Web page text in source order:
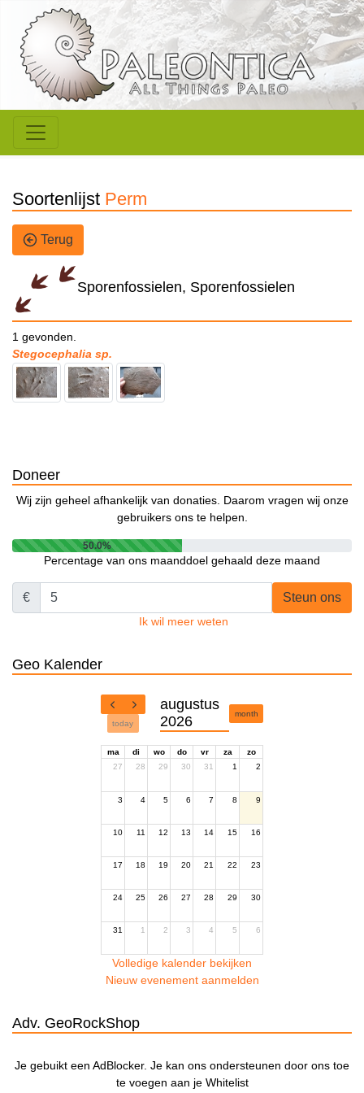
Soortenlijst Perm
Terug
Sporenfossielen, Sporenfossielen
1 gevonden.
Stegocephalia sp.
Doneer
Wij zijn geheel afhankelijk van donaties. Daarom vragen wij onze
gebruikers ons te helpen.
50.0%
Percentage van ons maanddoel gehaald deze maand
€ Steun ons
Ik wil meer weten
Geo Kalender
today
augustus
2026
month
ma di wo do vr za
zo
27
28 29 30 31 1 2
3 4 5 6 7 8 9
10 11 12 13 14 15 16
17 18 19 20 21 22 23
24 25 26 27 28 29 30
31 1 2 3 4 5 6
Volledige kalender bekijken
Nieuw evenement aanmelden
Adv. GeoRockShop
Je gebuikt een AdBlocker. Je kan ons ondersteunen door ons toe
te voegen aan je Whitelist